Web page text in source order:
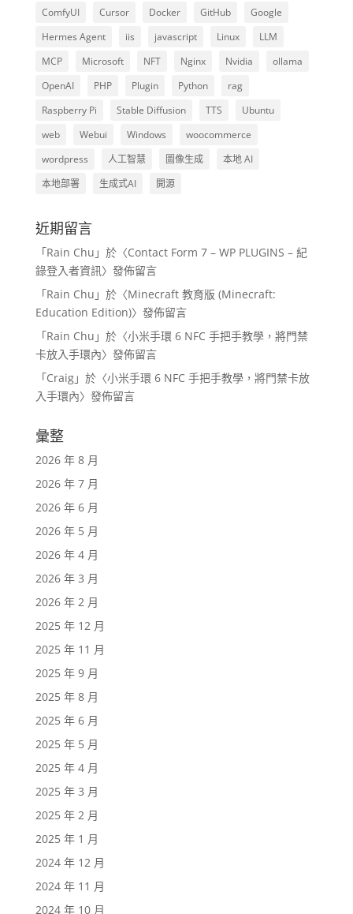
ComfyUI
Cursor Docker GitHub
Google
Hermes Agent
iis javascript Linux
LLM
MCP
Microsoft NFT Nginx Nvidia
ollama
OpenAI
PHP Plugin Python
rag
Raspberry Pi
Stable Diffusion TTS
Ubuntu
web
Webui Windows
woocommerce
wordpress
人工智慧 圖像生成
本地 AI
本地部署
生成式AI 開源
近期留言
「Rain Chu 」於〈Contact Form 7 – WP PLUGINS – 紀
錄登入者資訊〉發佈留言
「Rain Chu 」於〈Minecraft 教育版 (Minecraft:
Education Edition)〉發佈留言
「Rain Chu 」於〈小米手環 6 NFC 手把手教學，將門禁
卡放入手環內〉發佈留言
「Craig」於〈小米手環 6 NFC 手把手教學，將門禁卡放
入手環內〉發佈留言
彙整
2026 年 8 月
2026 年 7 月
2026 年 6 月
2026 年 5 月
2026 年 4 月
2026 年 3 月
2026 年 2 月
2025 年 12 月
2025 年 11 月
2025 年 9 月
2025 年 8 月
2025 年 6 月
2025 年 5 月
2025 年 4 月
2025 年 3 月
2025 年 2 月
2025 年 1 月
2024 年 12 月
2024 年 11 月
2024 年 10 月